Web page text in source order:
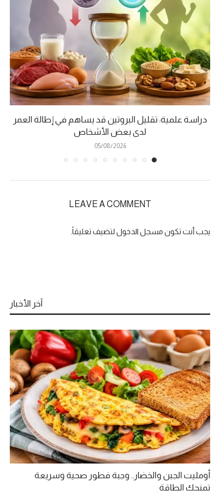
دراسة علمية: تقليل البروتين قد يساهم في إطالة العمر
لدى بعض الأشخاص
05/08/2026
LEAVE A COMMENT
يجب أنت تكون مسجل الدخول لتضيف تعليقاً.
آخر الأخبار
أومليت الجبن والخضار.. وجبة فطور صحية وسريعة
تمنحك الطاقة